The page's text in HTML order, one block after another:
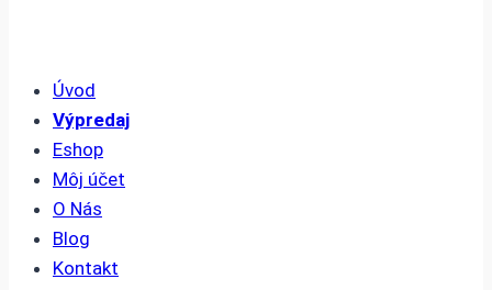
Úvod
Výpredaj
Eshop
Môj účet
O Nás
Blog
Kontakt